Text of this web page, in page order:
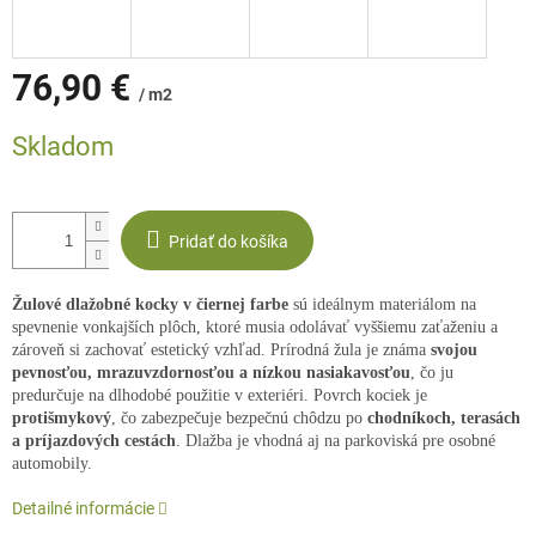
76,90 € / m2
cena:
Skladom
Pridať do košíka
Žulové dlažobné kocky v čiernej farbe sú ideálnym materiálom na
spevnenie vonkajších plôch, ktoré musia odolávať vyššiemu zaťaženiu a
zároveň si zachovať estetický vzhľad. Prírodná žula je známa svojou
pevnosťou, mrazuvzdornosťou a nízkou nasiakavosťou, čo ju
predurčuje na dlhodobé použitie v exteriéri. Povrch kociek je
protišmykový, čo zabezpečuje bezpečnú chôdzu po chodníkoch, terasách
a príjazdových cestách. Dlažba je vhodná aj na parkoviská pre osobné
automobily.
Detailné informácie